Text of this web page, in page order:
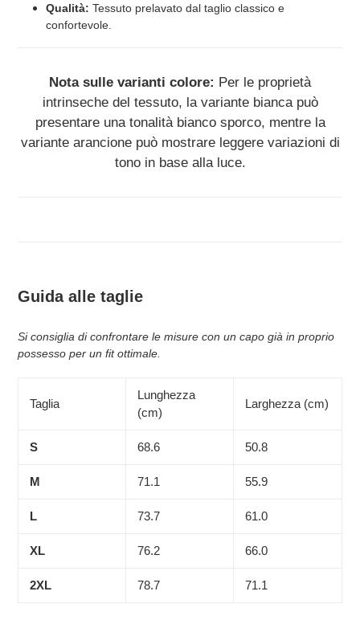
Qualità: Tessuto prelavato dal taglio classico e
confortevole.
Nota sulle varianti colore: Per le proprietà
intrinseche del tessuto, la variante bianca può
presentare una tonalità bianco sporco, mentre la
variante arancione può mostrare leggere variazioni di
tono in base alla luce.
Guida alle taglie
Si consiglia di confrontare le misure con un capo già in proprio
possesso per un fit ottimale.
Taglia
Lunghezza
(cm)
Larghezza (cm)
S 68.6 50.8
M 71.1 55.9
L 73.7 61.0
XL 76.2 66.0
2XL 78.7 71.1